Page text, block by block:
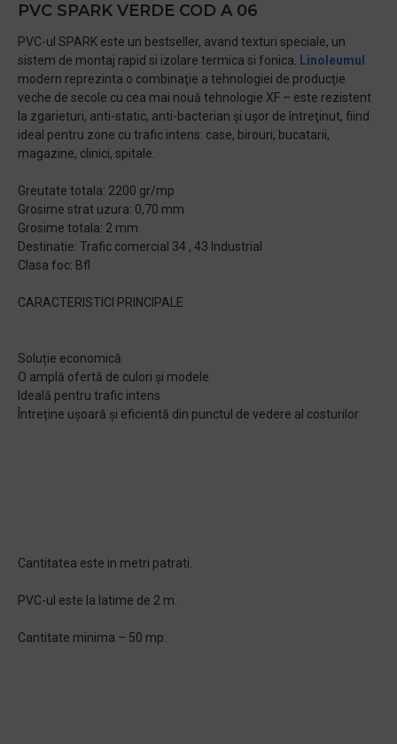
PVC SPARK VERDE COD A 06
PVC-ul SPARK este un bestseller, avand texturi speciale, un
sistem de montaj rapid si izolare termica si fonica.
Linoleumul
modern reprezinta o combinaţie a tehnologiei de producţie
veche de secole cu cea mai nouă tehnologie XF – este rezistent
la zgarieturi, anti-static, anti-bacterian şi uşor de întreţinut, fiind
ideal pentru zone cu trafic intens: case, birouri, bucatarii,
magazine, clinici, spitale.
Greutate totala: 2200 gr/mp
Grosime strat uzura: 0,70 mm
Grosime totala: 2 mm
Destinatie: Trafic comercial 34 , 43 Industrial
Clasa foc: Bfl
CARACTERISTICI PRINCIPALE
Soluție economică
O amplă ofertă de culori și modele
Ideală pentru trafic intens
Întreține ușoară și eficientă din punctul de vedere al costurilor
Cantitatea este in metri patrati.
PVC-ul este la latime de 2 m.
Cantitate minima – 50 mp.